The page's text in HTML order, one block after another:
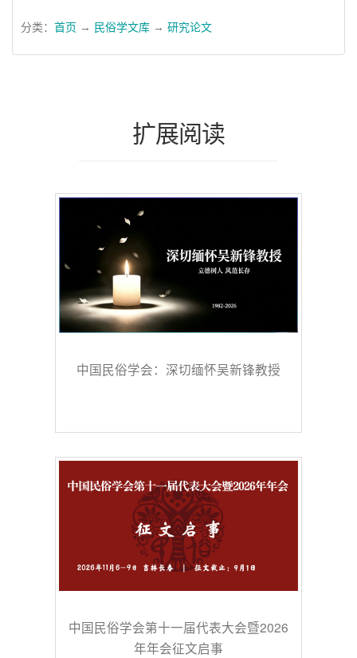
分类： 首页 → 民俗学文库 → 研究论文
扩展阅读
中国民俗学会：深切缅怀吴新锋教授
中国民俗学会第十一届代表大会暨2026
年年会征文启事